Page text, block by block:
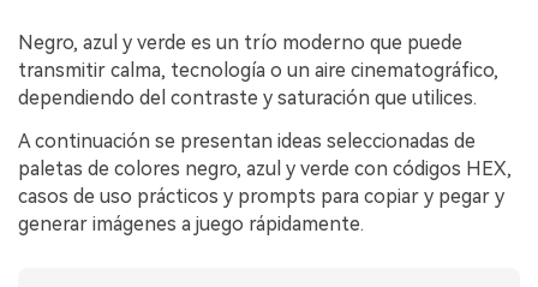
Negro, azul y verde es un trío moderno que puede
transmitir calma, tecnología o un aire cinematográfico,
dependiendo del contraste y saturación que utilices.
A continuación se presentan ideas seleccionadas de
paletas de colores negro, azul y verde con códigos HEX,
casos de uso prácticos y prompts para copiar y pegar y
generar imágenes a juego rápidamente.